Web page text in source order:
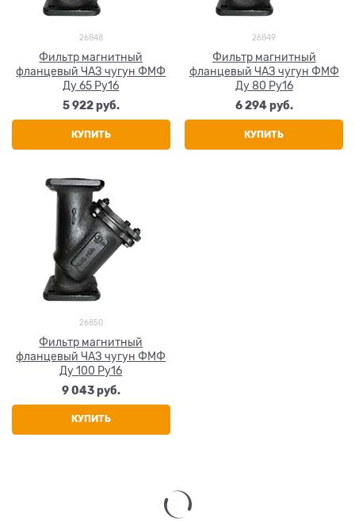
26848
Фильтр магнитный
фланцевый ЧАЗ чугун ФМФ
Ду 65 Ру16
5 922 руб.
КУПИТЬ
26849
Фильтр магнитный
фланцевый ЧАЗ чугун ФМФ
Ду 80 Ру16
6 294 руб.
КУПИТЬ
26850
Фильтр магнитный
фланцевый ЧАЗ чугун ФМФ
Ду 100 Ру16
9 043 руб.
КУПИТЬ